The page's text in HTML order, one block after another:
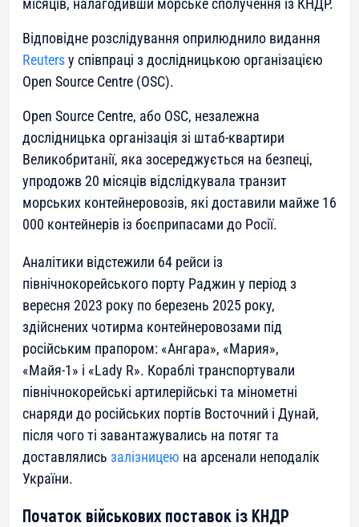
місяців, налагодивши морське сполучення із КНДР.
Відповідне розслідування оприлюднило видання
Reutersу співпраці з дослідницькою організацією
Open Source Centre (OSC).
Open Source Centre, або OSC, незалежна
дослідницька організація зі штаб-квартири
Великобританії, яка зосереджується на безпеці,
упродожв 20 місяців відслідкувала транзит
морських контейнеровозів, які доставили майже 16
000 контейнерів із боєприпасами до Росії.
Аналітики відстежили 64 рейси із
північнокорейського порту Раджин у період з
вересня 2023 року по березень 2025 року,
здійснених чотирма контейнеровозами під
російським прапором: «Ангара», «Мария»,
«Майя-1» і «Lady R». Кораблі транспортували
північнокорейські артилерійські та мінометні
снаряди до російських портів Восточний і Дунай,
після чого ті завантажувались на потяг та
доставлялись залізницею на арсенали неподалік
України.
Початок військових поставок із КНДР